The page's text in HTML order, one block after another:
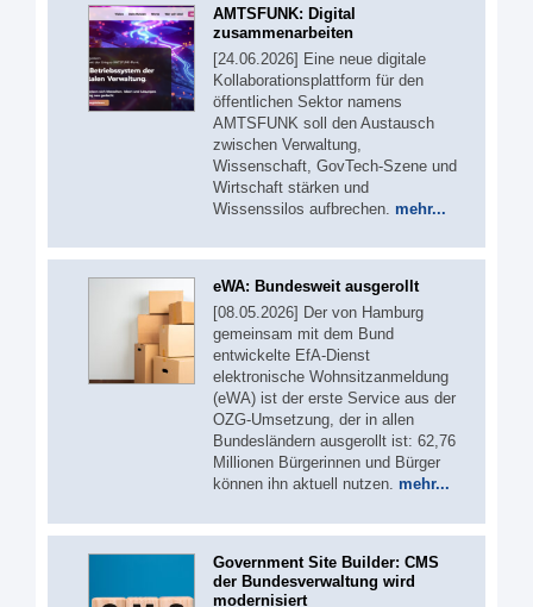
AMTSFUNK: Digital
zusammenarbeiten
[24.06.2026] Eine neue digitale
Kollaborationsplattform für den
öffentlichen Sektor namens
AMTSFUNK soll den Austausch
zwischen Verwaltung,
Wissenschaft, GovTech-Szene und
Wirtschaft stärken und
Wissenssilos aufbrechen. mehr...
eWA: Bundesweit ausgerollt
[08.05.2026] Der von Hamburg
gemeinsam mit dem Bund
entwickelte EfA-Dienst
elektronische Wohnsitzanmeldung
(eWA) ist der erste Service aus der
OZG-Umsetzung, der in allen
Bundesländern ausgerollt ist: 62,76
Millionen Bürgerinnen und Bürger
können ihn aktuell nutzen. mehr...
Government Site Builder: CMS
der Bundesverwaltung wird
modernisiert